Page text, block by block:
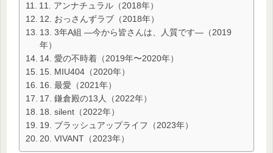
11. アンナチュラル（2018年）
12. おっさんずラブ（2018年）
13. 3年A組 ―今から皆さんは、人質です―（2019
年）
14. 愛の不時着（2019年〜2020年）
15. MIU404（2020年）
16. 最愛（2021年）
17. 鎌倉殿の13人（2022年）
18. silent（2022年）
19. ブラッシュアップライフ（2023年）
20. VIVANT（2023年）